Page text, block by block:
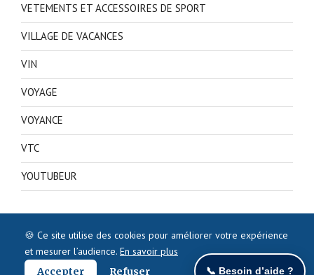
VETEMENTS ET ACCESSOIRES DE SPORT
VILLAGE DE VACANCES
VIN
VOYAGE
VOYANCE
VTC
YOUTUBEUR
🍪 Ce site utilise des cookies pour améliorer votre expérience
et mesurer l’audience. En savoir plus
Accepter
Refuser 📞 Besoin d’aide ?